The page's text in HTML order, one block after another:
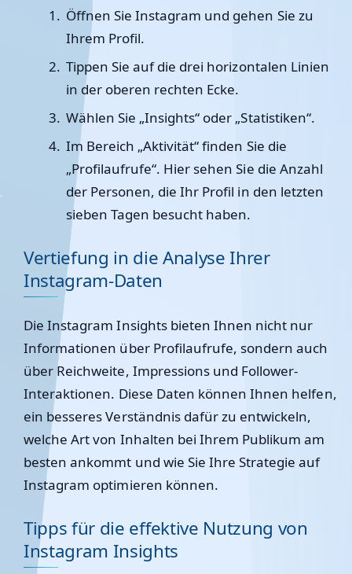
Öffnen Sie Instagram und gehen Sie zu
Ihrem Profil.
Tippen Sie auf die drei horizontalen Linien
in der oberen rechten Ecke.
Wählen Sie „Insights“ oder „Statistiken“.
Im Bereich „Aktivität“ finden Sie die
„Profilaufrufe“. Hier sehen Sie die Anzahl
der Personen, die Ihr Profil in den letzten
sieben Tagen besucht haben.
Vertiefung in die Analyse Ihrer
Instagram-Daten
Die Instagram Insights bieten Ihnen nicht nur
Informationen über Profilaufrufe, sondern auch
über Reichweite, Impressions und Follower-
Interaktionen. Diese Daten können Ihnen helfen,
ein besseres Verständnis dafür zu entwickeln,
welche Art von Inhalten bei Ihrem Publikum am
besten ankommt und wie Sie Ihre Strategie auf
Instagram optimieren können.
Tipps für die effektive Nutzung von
Instagram Insights